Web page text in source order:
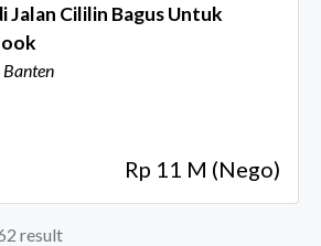
Jalan Cililin Bagus Untuk
Banten
Rp 11 M (Nego)
result